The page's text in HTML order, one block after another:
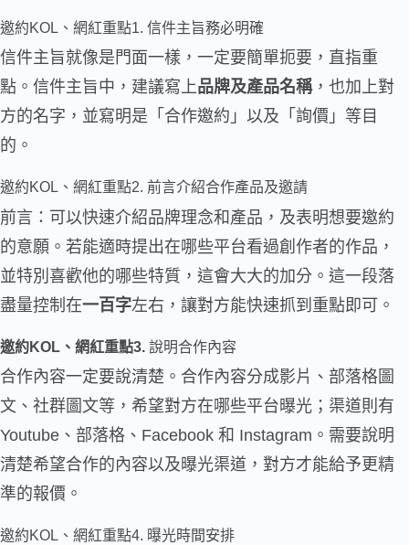
邀約KOL、網紅重點1. 信件主旨務必明確
信件主旨就像是門面一樣，一定要簡單扼要，直指重
點。信件主旨中，建議寫上品牌及產品名稱，也加上對
方的名字，並寫明是「合作邀約」以及「詢價」等目
的。
邀約KOL、網紅重點2. 前言介紹合作產品及邀請
前言：可以快速介紹品牌理念和產品，及表明想要邀約
的意願。若能適時提出在哪些平台看過創作者的作品，
並特別喜歡他的哪些特質，這會大大的加分。這一段落
盡量控制在一百字左右，讓對方能快速抓到重點即可。
邀約KOL、網紅重點3. 說明合作內容
合作內容一定要說清楚。合作內容分成影片、部落格圖
文、社群圖文等，希望對方在哪些平台曝光；渠道則有
Youtube、部落格、Facebook 和 Instagram。需要說明
清楚希望合作的內容以及曝光渠道，對方才能給予更精
準的報價。
邀約KOL、網紅重點4. 曝光時間安排